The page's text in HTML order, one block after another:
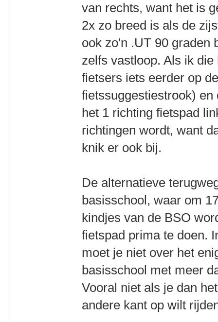
van rechts, want het is
2x zo breed is als de
ook zo'n .UT 90 graden
zelfs vastloop. Als ik
fietsers iets eerder op
fietssuggestiestrook)
het 1 richting fietspad
richtingen wordt, want
knik er ook bij.
De alternatieve
basisschool, waar om
kindjes van de BSO
fietspad prima te doen.
moet je niet over het
basisschool met meer
Vooral niet als je dan
andere kant op wilt